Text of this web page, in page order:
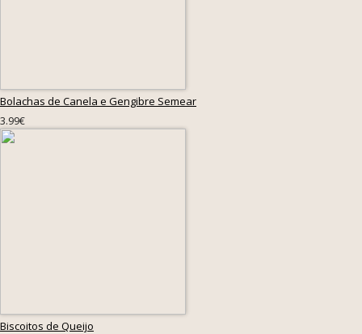
Bolachas de Canela e Gengibre Semear
3.99€
Biscoitos de Queijo